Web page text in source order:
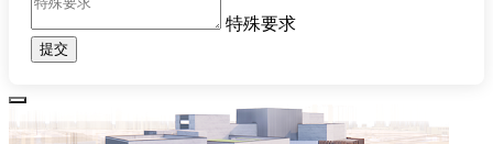
特殊要求
提交